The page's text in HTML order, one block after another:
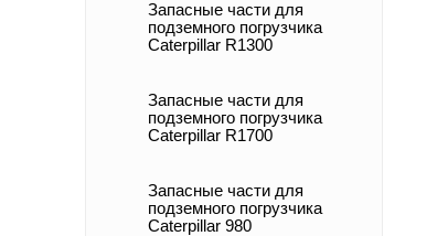
Запасные части для
подземного погрузчика
Caterpillar R1300
Запасные части для
подземного погрузчика
Caterpillar R1700
Запасные части для
подземного погрузчика
Caterpillar 980